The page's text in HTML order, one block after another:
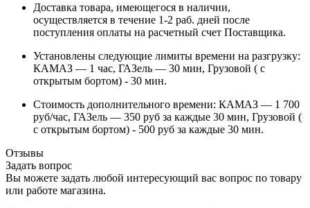
Доставка товара, имеющегося в наличии,
осуществляется в течение 1-2 раб. дней после
поступления оплаты на расчетный счет Поставщика.
Установлены следующие лимиты времени на разгрузку:
КАМАЗ — 1 час, ГАЗель — 30 мин, Грузовой ( с
открытым бортом) - 30 мин.
Стоимость дополнительного времени: КАМАЗ — 1 700
руб/час, ГАЗель — 350 руб за каждые 30 мин, Грузовой (
с открытым бортом) - 500 руб за каждые 30 мин.
Отзывы
Задать вопрос
Вы можете задать любой интересующий вас вопрос по товару
или работе магазина.